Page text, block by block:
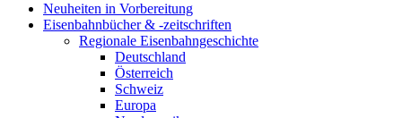
Neuheiten in Vorbereitung
Eisenbahnbücher & -zeitschriften
Regionale Eisenbahngeschichte
Deutschland
Österreich
Schweiz
Europa